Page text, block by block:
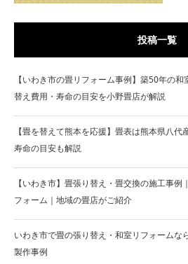
投稿一覧
【いわき市の畳リフォーム事例】築50年の
替え費用・寿命の目安を小野畳店が解説
【畳を替えて熊本を応援】畳表は熊本県八代
寿命の目安も解説
【いわき市】畳張り替え・畳交換の施工事例
フォーム｜地域の畳店がご紹介
いわき市で畳の張り替え・和室リフォームな
製作事例